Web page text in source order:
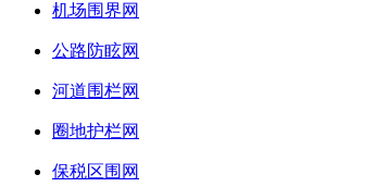
机场围界网
公路防眩网
河道围栏网
圈地护栏网
保税区围网